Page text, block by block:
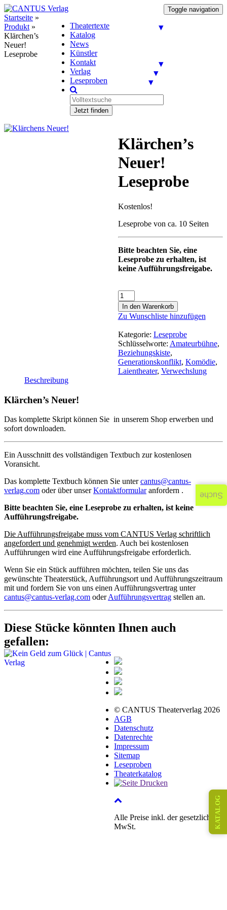
Toggle navigation
Theatertexte
Katalog
News
Künstler
Kontakt
Verlag
Leseproben
Jetzt finden
Startseite »
Produkt »
Klärchen’s
Neuer!
Leseprobe
Klärchen’s
Neuer!
Leseprobe
Kostenlos!
Leseprobe von ca. 10 Seiten
Bitte beachten Sie, eine
Leseprobe zu erhalten, ist
keine Aufführungsfreigabe.
In den Warenkorb
Zu Wunschliste hinzufügen
Kategorie: Leseprobe
Schlüsselworte: Amateurbühne,
Beziehungskiste,
Generationskonflikt, Komödie,
Laientheater, Verwechslung
Beschreibung
Klärchen’s Neuer!
Das komplette Skript können Sie in unserem Shop erwerben und
sofort downloaden.
Ein Ausschnitt des vollständigen Textbuch zur kostenlosen
Voransicht.
Das komplette Textbuch können Sie untercantus@cantus-
verlag.com oder über unserKontaktformularanfordern .
Bitte beachten Sie, eine Leseprobe zu erhalten, ist keine
Aufführungsfreigabe.
Die Aufführungsfreigabe muss vom CANTUS Verlag schriftlich
angefordert und genehmigt werden. Auch bei kostenlosen
Aufführungen wird eine Aufführungsfreigabe erforderlich.
Wenn Sie ein Stück aufführen möchten, teilen Sie uns das
gewünschte Theaterstück, Aufführungsort und Aufführungszeitraum
mit und fordern Sie von uns einen Aufführungsvertrag unter
cantus@cantus-verlag.com oderAufführungsvertrag stellen an.
Diese Stücke könnten Ihnen auch
gefallen:
© CANTUS Theaterverlag 2026
AGB
Datenschutz
Datenrechte
Impressum
Sitemap
Leseproben
Theaterkatalog
Alle Preise inkl. der gesetzlichen
MwSt.
KATALOG
Suche